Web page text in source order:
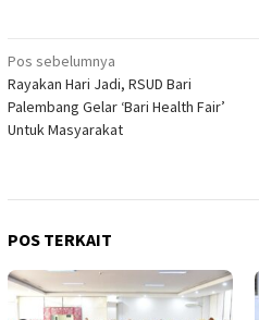
Navigasi
pos
Pos sebelumnya
Rayakan Hari Jadi, RSUD Bari
Palembang Gelar ‘Bari Health Fair’
Untuk Masyarakat
POS TERKAIT